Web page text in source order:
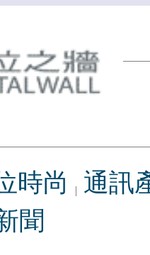
時尚
通訊
聞